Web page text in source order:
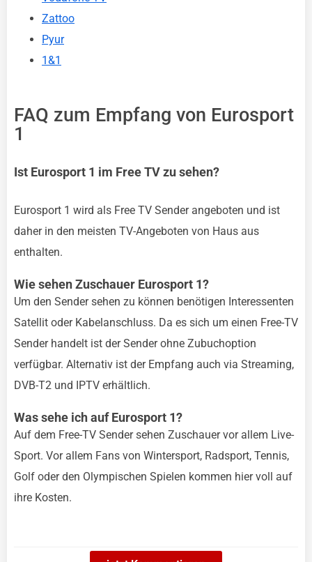
Zattoo
Pyur
1&1
FAQ zum Empfang von Eurosport
1
Ist Eurosport 1 im Free TV zu sehen?
Eurosport 1 wird als Free TV Sender angeboten und ist
daher in den meisten TV-Angeboten von Haus aus
enthalten.
Wie sehen Zuschauer Eurosport 1?
Um den Sender sehen zu können benötigen Interessenten
Satellit oder Kabelanschluss. Da es sich um einen Free-TV
Sender handelt ist der Sender ohne Zubuchoption
verfügbar. Alternativ ist der Empfang auch via Streaming,
DVB-T2 und IPTV erhältlich.
Was sehe ich auf Eurosport 1?
Auf dem Free-TV Sender sehen Zuschauer vor allem Live-
Sport. Vor allem Fans von Wintersport, Radsport, Tennis,
Golf oder den Olympischen Spielen kommen hier voll auf
ihre Kosten.